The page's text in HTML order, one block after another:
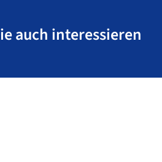
auch interessieren